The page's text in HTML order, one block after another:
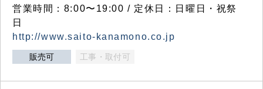
営業時間：8:00〜19:00 / 定休日：日曜日・祝祭
日
http://www.saito-kanamono.co.jp
販売可 工事・取付可